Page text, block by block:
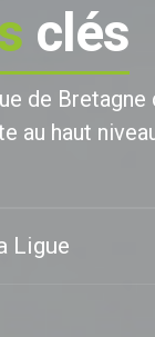
clés
de
au haut
Ligue